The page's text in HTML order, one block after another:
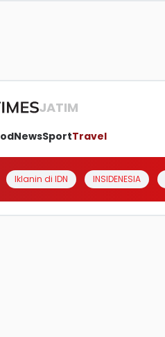
JATIM
NewsSportTravel
Iklanin di IDN INSIDENESIA